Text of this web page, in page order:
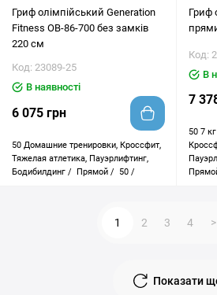
Гриф олімпійський Generation
Fitness OB-86-700 без замків
220 см
Код: 23089-25
В наявності
6 075 грн
50 Домашние тренировки, Кроссфит,
Тяжелая атлетика, Пауэрлифтинг,
Бодибилдинг /
Прямой / 50 /
Гриф
Код:
В
7
50 7
Показати
1 2 3 4 >